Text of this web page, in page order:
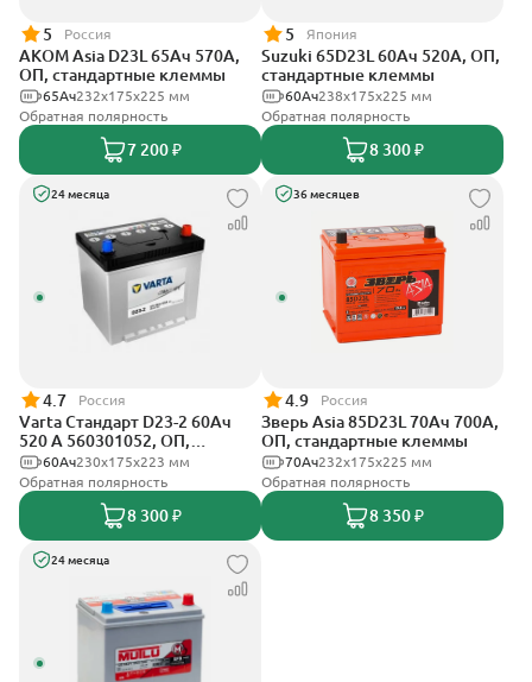
5 Россия
АКОМ Asia D23L 65Ач 570А,
ОП, стандартные клеммы
232x175x225 мм
65Ач
Обратная полярность
7 200 ₽
5 Япония
Suzuki 65D23L 60Ач 520А, ОП,
стандартные клеммы
238х175х225 мм
60Ач
Обратная полярность
8 300 ₽
24 месяца
4.7 Россия
Varta Стандарт D23-2 60Ач
520 A 560301052, ОП,
стандартные клеммы
230х175х223 мм
60Ач
Обратная полярность
8 300 ₽
36 месяцев
4.9 Россия
Зверь Asia 85D23L 70Ач 700А,
ОП, стандартные клеммы
232x175x225 мм
70Ач
Обратная полярность
8 350 ₽
24 месяца